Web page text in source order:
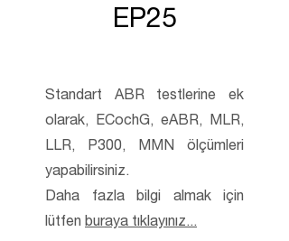
EP25
Standart ABR testlerine ek
olarak, ECochG, eABR, MLR,
LLR, P300, MMN ölçümleri
yapabilirsiniz.
Daha fazla bilgi almak için
lütfen buraya tıklayınız...